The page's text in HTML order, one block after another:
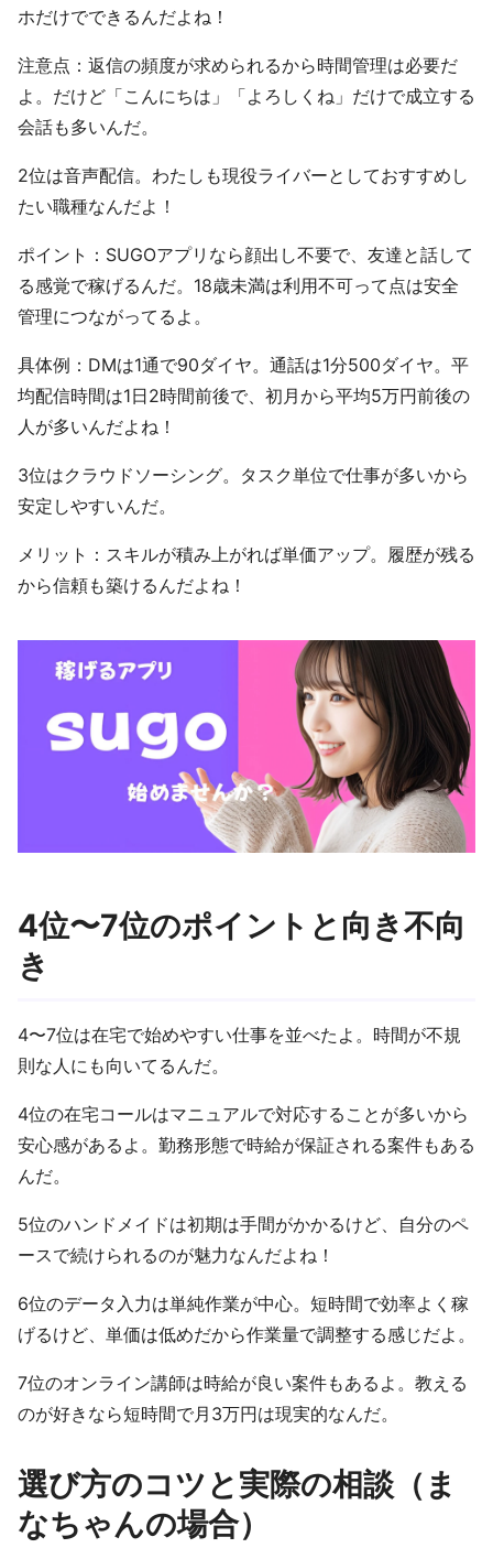
ホだけでできるんだよね！
注意点：返信の頻度が求められるから時間管理は必要だ
よ。だけど「こんにちは」「よろしくね」だけで成立する
会話も多いんだ。
2位は音声配信。わたしも現役ライバーとしておすすめし
たい職種なんだよ！
ポイント：SUGOアプリなら顔出し不要で、友達と話して
る感覚で稼げるんだ。18歳未満は利用不可って点は安全
管理につながってるよ。
具体例：DMは1通で90ダイヤ。通話は1分500ダイヤ。平
均配信時間は1日2時間前後で、初月から平均5万円前後の
人が多いんだよね！
3位はクラウドソーシング。タスク単位で仕事が多いから
安定しやすいんだ。
メリット：スキルが積み上がれば単価アップ。履歴が残る
から信頼も築けるんだよね！
4位〜7位のポイントと向き不向
き
4〜7位は在宅で始めやすい仕事を並べたよ。時間が不規
則な人にも向いてるんだ。
4位の在宅コールはマニュアルで対応することが多いから
安心感があるよ。勤務形態で時給が保証される案件もある
んだ。
5位のハンドメイドは初期は手間がかかるけど、自分のペ
ースで続けられるのが魅力なんだよね！
6位のデータ入力は単純作業が中心。短時間で効率よく稼
げるけど、単価は低めだから作業量で調整する感じだよ。
7位のオンライン講師は時給が良い案件もあるよ。教える
のが好きなら短時間で月3万円は現実的なんだ。
選び方のコツと実際の相談（ま
なちゃんの場合）